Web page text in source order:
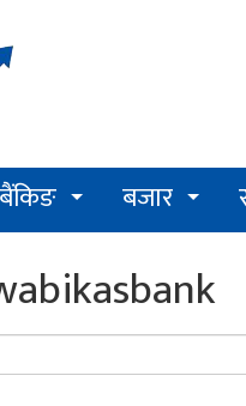
बैंकिङ बजार